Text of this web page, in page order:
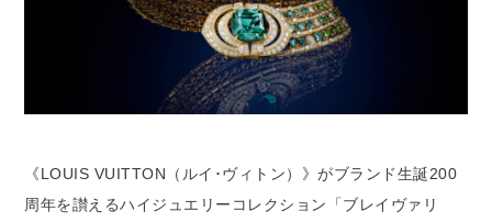
《LOUIS VUITTON（ルイ･ヴィトン）》がブランド生誕200
周年を讃えるハイジュエリーコレクション「ブレイヴァリ